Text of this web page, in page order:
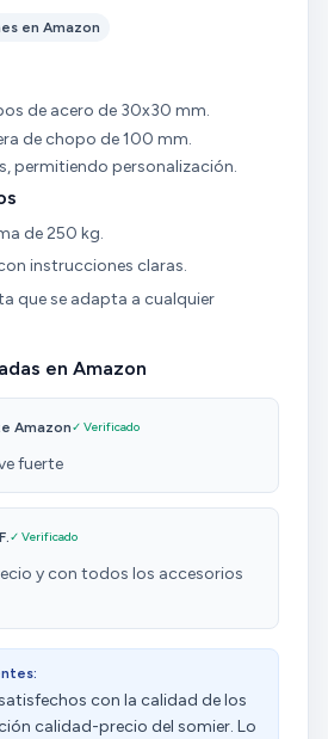
en Amazon
de acero de 30x30 mm.
de chopo de 100 mm.
permitiendo personalización.
de 250 kg.
instrucciones claras.
que se adapta a cualquier
en Amazon
Amazon✓ Verificado
fuerte
✓ Verificado
y con todos los accesorios
con la calidad de los
calidad-precio del somier. Lo